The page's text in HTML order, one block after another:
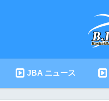
JBA ニュース